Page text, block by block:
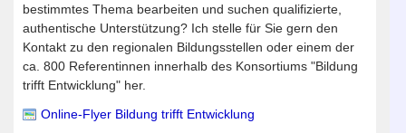
bestimmtes Thema bearbeiten und suchen qualifizierte,
authentische Unterstützung? Ich stelle für Sie gern den
Kontakt zu den regionalen Bildungsstellen oder einem der
ca. 800 Referentinnen innerhalb des Konsortiums "Bildung
trifft Entwicklung" her.
Online-Flyer Bildung trifft Entwicklung